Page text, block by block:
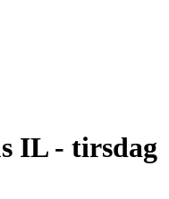
IL - tirsdag